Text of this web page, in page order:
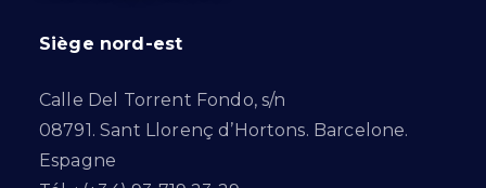
Siège nord-est
Calle Del Torrent Fondo, s/n
08791. Sant Llorenç d’Hortons. Barcelone.
Espagne